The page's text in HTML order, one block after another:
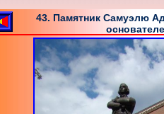
43. Памятник Самуэлю